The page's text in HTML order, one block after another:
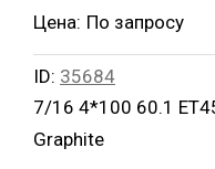
Цена: По запросу
ID: 35684
7/16 4*100 60.1
Graphite